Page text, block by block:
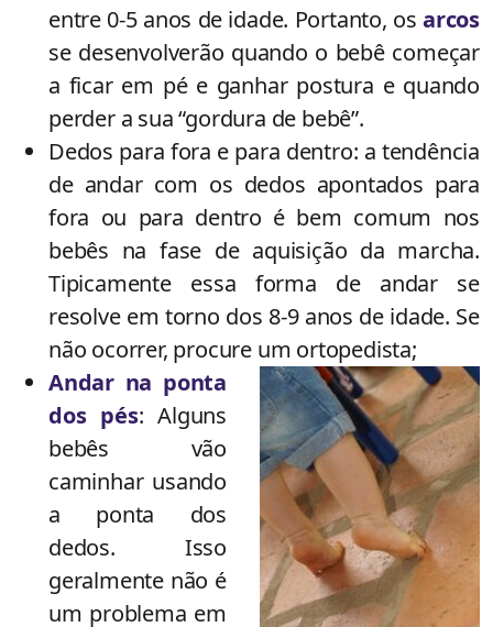
entre 0-5 anos de idade. Portanto, os arcos
se desenvolverão quando o bebê começar
a ficar em pé e ganhar postura e quando
perder a sua “gordura de bebê”.
Dedos para fora e para dentro: a tendência
de andar com os dedos apontados para
fora ou para dentro é bem comum nos
bebês na fase de aquisição da marcha.
Tipicamente essa forma de andar se
resolve em torno dos 8-9 anos de idade. Se
não ocorrer, procure um ortopedista;
Andar na ponta
dos pés: Alguns
bebês vão
caminhar usando
a ponta dos
dedos. Isso
geralmente não é
um problema em